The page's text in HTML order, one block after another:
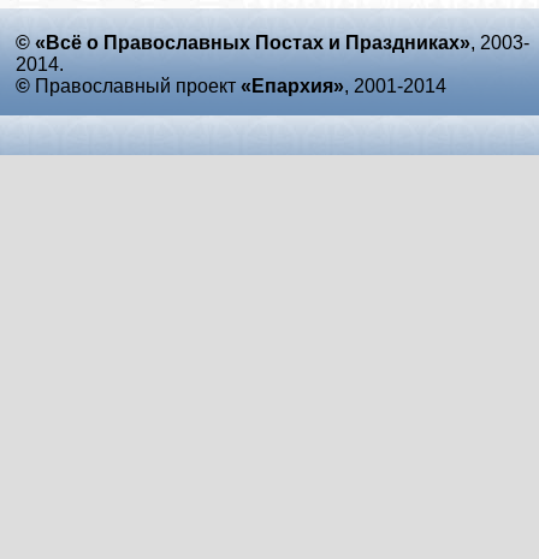
© «Всё о Православных Постах и Праздниках», 2003-
2014.
© Православный проект «Епархия», 2001-2014